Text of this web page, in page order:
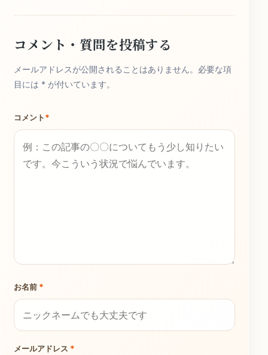
コメント・質問を投稿する
メールアドレスが公開されることはありません。必要な項
目には * が付いています。
コメント*
お名前 *
メールアドレス *